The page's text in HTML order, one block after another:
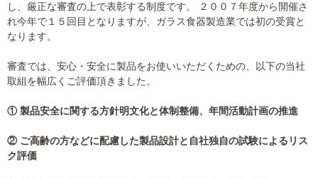
し、厳正な審査の上で表彰する制度です。 ２００７年度から開催さ
れ今年で１５回目となりますが、ガラス食器製造業では初の受賞と
なります。
審査では、安心・安全に製品をお使いいただくための、以下の当社
取組を幅広くご評価頂きました。
① 製品安全に関する方針明文化と体制整備、年間活動計画の推進
② ご高齢の方などに配慮した製品設計と自社独自の試験によるリス
ク評価